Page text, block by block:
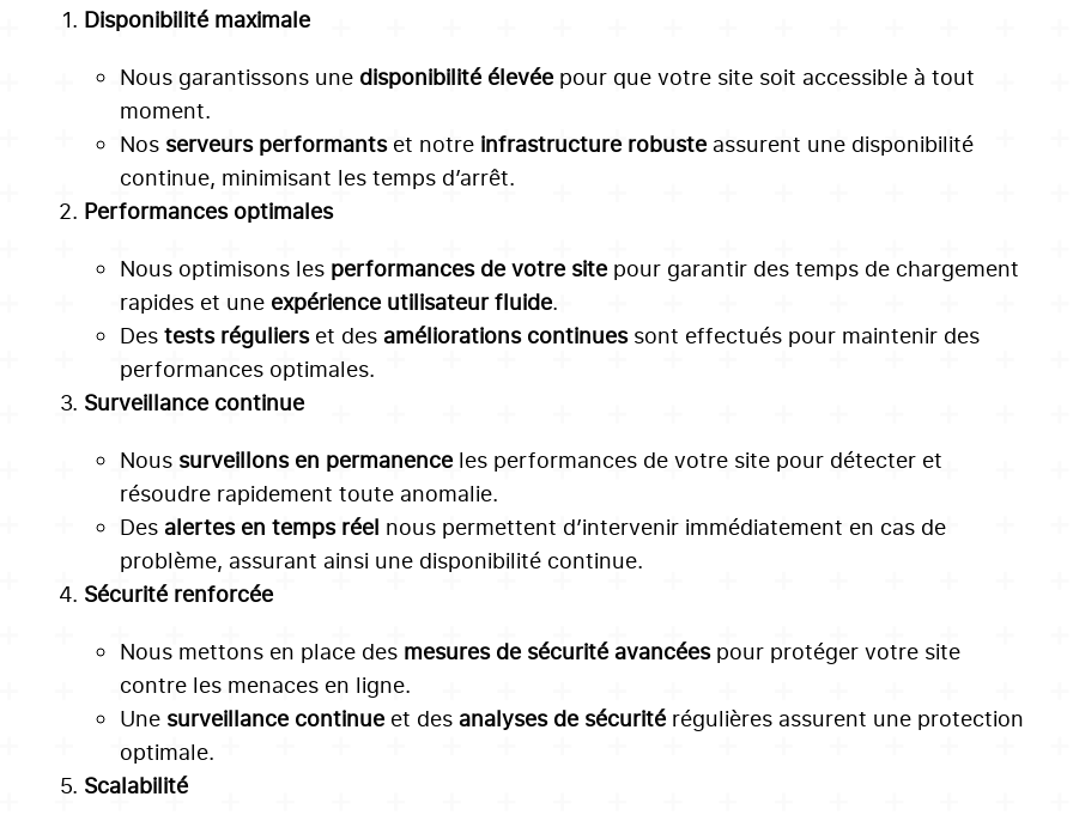
Disponibilité maximale
Nous garantissons une disponibilité élevée pour que votre site soit accessible à tout
moment.
Nos serveurs performantset notre infrastructure robuste assurent une disponibilité
continue, minimisant les temps d’arrêt.
Performances optimales
Nous optimisons les performances de votre site pour garantir des temps de chargement
rapides et une expérience utilisateur fluide.
Des tests régulierset des améliorations continuessont effectués pour maintenir des
performances optimales.
Surveillance continue
Nous surveillons en permanence les performances de votre site pour détecter et
résoudre rapidement toute anomalie.
Des alertes en temps réel nous permettent d’intervenir immédiatement en cas de
problème, assurant ainsi une disponibilité continue.
Sécurité renforcée
Nous mettons en place des mesures de sécurité avancéespour protéger votre site
contre les menaces en ligne.
Une surveillance continue et des analyses de sécurité régulières assurent une protection
optimale.
Scalabilité